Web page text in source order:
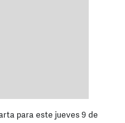
para este jueves 9 de